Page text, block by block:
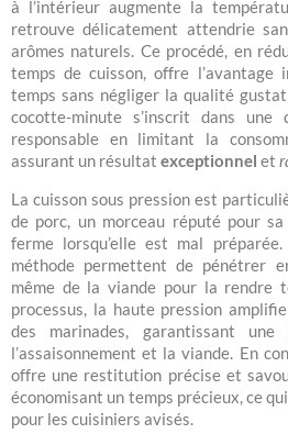
à l’intérieur augmente la
retrouve délicatement attendrie
arômes naturels. Ce procédé, en
temps de cuisson, offre l’avantage
temps sans négliger la qualité
cocotte-minute s’inscrit dans une
responsable en limitant la
assurant un résultat exceptionnel et
La cuisson sous pression est
de porc, un morceau réputé pour
ferme lorsqu’elle est mal
méthode permettent de pénétrer
même de la viande pour la rendre
processus, la haute pression
des marinades, garantissant
l’assaisonnement et la viande. En
offre une restitution précise et
économisant un temps précieux, ce
pour les cuisiniers avisés.